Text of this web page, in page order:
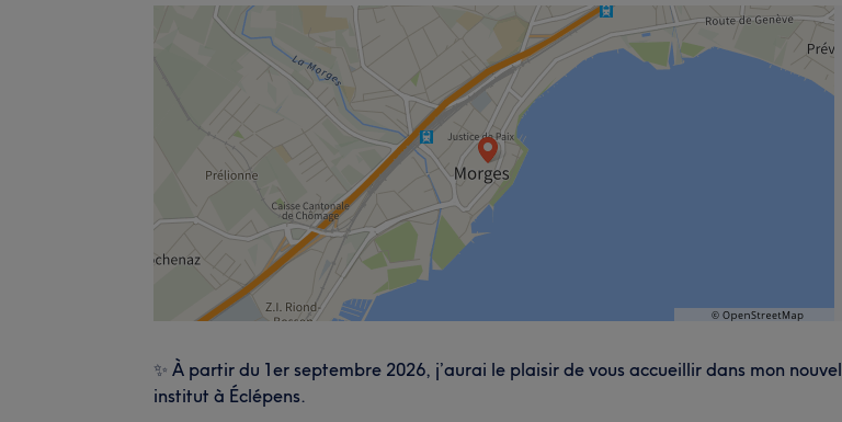
✨ À partir du 1er septembre 2026, j’aurai le plaisir de vous accueillir dans mon nouvel
institut à Éclépens.